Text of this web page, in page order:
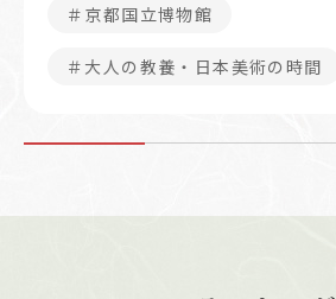
＃京都国立博物館
＃大人の教養・日本美術の時間